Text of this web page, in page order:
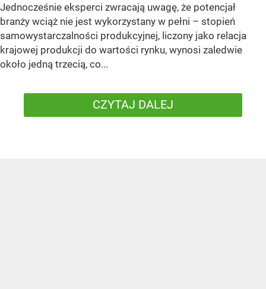
Jednocześnie eksperci zwracają uwagę, że potencjał
branży wciąż nie jest wykorzystany w pełni – stopień
samowystarczalności produkcyjnej, liczony jako relacja
krajowej produkcji do wartości rynku, wynosi zaledwie
około jedną trzecią, co...
CZYTAJ DALEJ